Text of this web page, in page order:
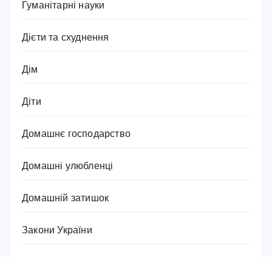
Гуманітарні науки
Дієти та схуднення
Дім
Діти
Домашнє господарство
Домашні улюбленці
Домашній затишок
Закони України